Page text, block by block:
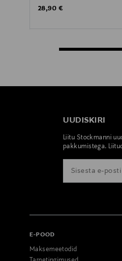
Original Price
28,90 €
UUDISKIRI
Liitu Stockmanni
pakkumistega.
E-POOD
Maksemeetodid